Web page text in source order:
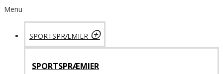
Menu
SPORTSPRÆMIER
SPORTSPRÆMIER